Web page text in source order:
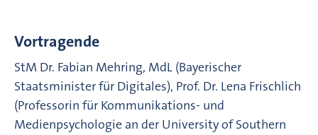
Vortragende
StM Dr. Fabian Mehring, MdL (Bayerischer
Staatsminister für Digitales), Prof. Dr. Lena Frischlich
(Professorin für Kommunikations- und
Medienpsychologie an der University of Southern